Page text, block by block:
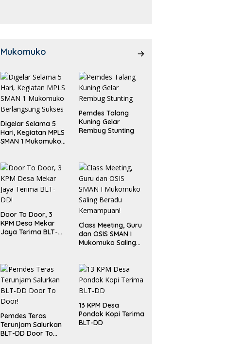
Mukomuko
Digelar Selama 5
Hari, Kegiatan MPLS
SMAN 1 Mukomuko
Pemdes Talang
Kuning Gelar
Rembug Stunting
Door To Door, 3
KPM Desa Mekar
Jaya Terima BLT-
Class Meeting, Guru
dan OSIS SMAN I
Mukomuko Saling
Pemdes Teras
Terunjam Salurkan
BLT-DD Door To
13 KPM Desa
Pondok Kopi Terima
BLT-DD